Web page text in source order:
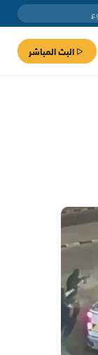
البث المباشر